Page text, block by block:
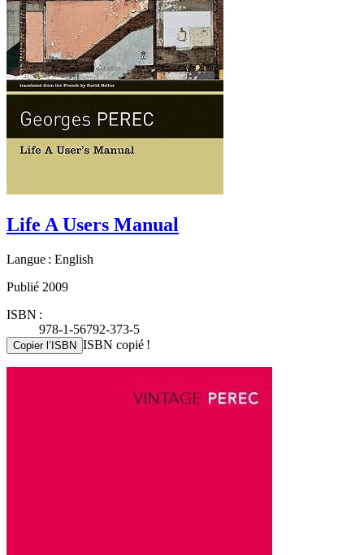
Life A Users Manual
Langue : English
Publié 2009
ISBN :
978-1-56792-373-5
Copier l’ISBN ISBN copié !